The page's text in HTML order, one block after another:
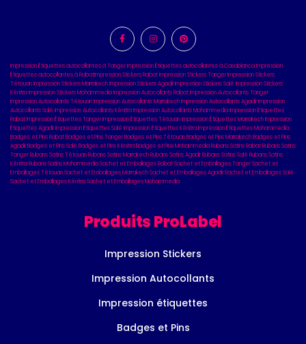
Produits ProLabel
Impression Stickers
Impression Autocollants
Impression étiquettes
Badges et Pins
Impression Étiquettes autocollantes à TangerImpression Étiquettes autocollantes à CasablancaImpression
Étiquettes autocollantes à RabatImpression Stickers RabatImpression Stickers TangerImpression Stickers
TétouanImpression Stickers MarrakechImpression Stickers AgadirImpression Stickers Salé Impression Stickers
KénitraImpression Stickers MohammediaImpression Autocollants RabatImpression Autocollants Tanger
Impression Autocollants TétouanImpression Autocollants MarrakechImpression Autocollants AgadirImpression
Autocollants Salé Impression Autocollants KénitraImpression Autocollants MohammediaImpression Étiquettes
RabatImpression Étiquettes TangerImpression Étiquettes TétouanImpression Étiquettes MarrakechImpression
Étiquettes AgadirImpression Étiquettes Salé Impression Étiquettes KénitraImpression Étiquettes Mohammedia
Badges et Pins RabatBadges et Pins TangerBadges et Pins TétouanBadges et Pins MarrakechBadges et Pins
AgadirBadges et Pins Salé Badges et Pins KénitraBadges et Pins MohammediaRubans Satins RabatRubans Satins
TangerRubans Satins TétouanRubans Satins MarrakechRubans Satins AgadirRubans Satins Salé Rubans Satins
KénitraRubans Satins MohammediaSachet et Emballages RabatSachet et Emballages TangerSachet et
Emballages TétouanSachet et Emballages MarrakechSachet et Emballages AgadirSachet et Emballages Salé
Sachet et Emballages KénitraSachet et Emballages Mohammedia